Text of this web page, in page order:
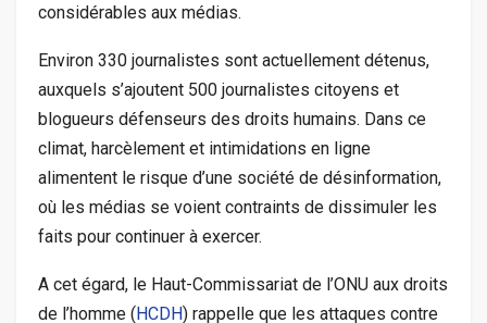
considérables aux médias.
Environ 330 journalistes sont actuellement détenus,
auxquels s’ajoutent 500 journalistes citoyens et
blogueurs défenseurs des droits humains. Dans ce
climat, harcèlement et intimidations en ligne
alimentent le risque d’une société de désinformation,
où les médias se voient contraints de dissimuler les
faits pour continuer à exercer.
A cet égard, le Haut-Commissariat de l’ONU aux droits
de l’homme (HCDH) rappelle que les attaques contre